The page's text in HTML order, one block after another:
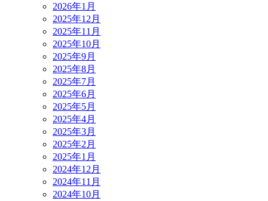
2026年1月
2025年12月
2025年11月
2025年10月
2025年9月
2025年8月
2025年7月
2025年6月
2025年5月
2025年4月
2025年3月
2025年2月
2025年1月
2024年12月
2024年11月
2024年10月